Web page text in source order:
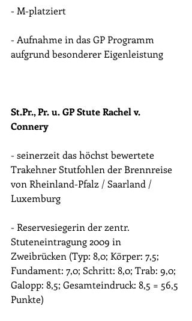
- M-platziert
- Aufnahme in das GP Programm
aufgrund besonderer Eigenleistung
St.Pr., Pr. u. GP Stute Rachel v.
Connery
- seinerzeit das höchst bewertete
Trakehner Stutfohlen der Brennreise
von Rheinland-Pfalz / Saarland /
Luxemburg
- Reservesiegerin der zentr.
Stuteneintragung 2009 in
Zweibrücken (Typ: 8,0; Körper: 7,5;
Fundament: 7,0; Schritt: 8,0; Trab: 9,0;
Galopp: 8,5; Gesamteindruck: 8,5 = 56,5
Punkte)